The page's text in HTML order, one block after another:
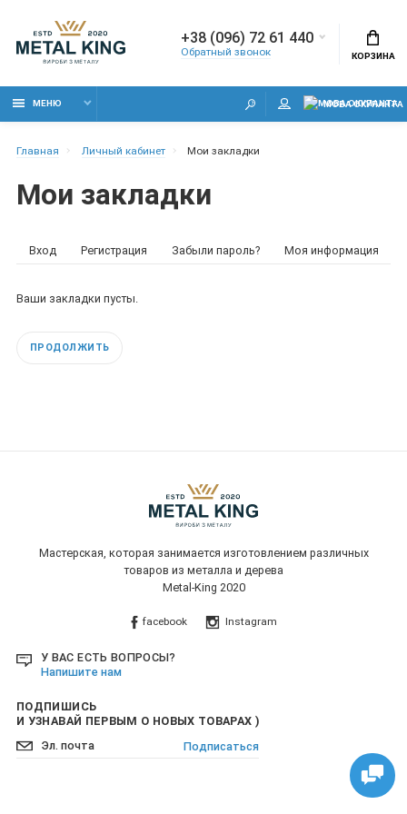
+38 (096) 72 61 440
Обратный звонок КОРЗИНА
МЕНЮ МОВА ОКУПАНТА
Главная Личный кабинет Мои закладки
Мои закладки
Вход Регистрация Забыли пароль? Моя информация
Ваши закладки пусты.
ПРОДОЛЖИТЬ
Мастерская, которая занимается изготовлением различных
товаров из металла и дерева
Metal-King 2020
facebook Instagram
У ВАС ЕСТЬ ВОПРОСЫ?
Напишите нам
ПОДПИШИСЬ
И УЗНАВАЙ ПЕРВЫМ О НОВЫХ ТОВАРАХ )
Подписаться